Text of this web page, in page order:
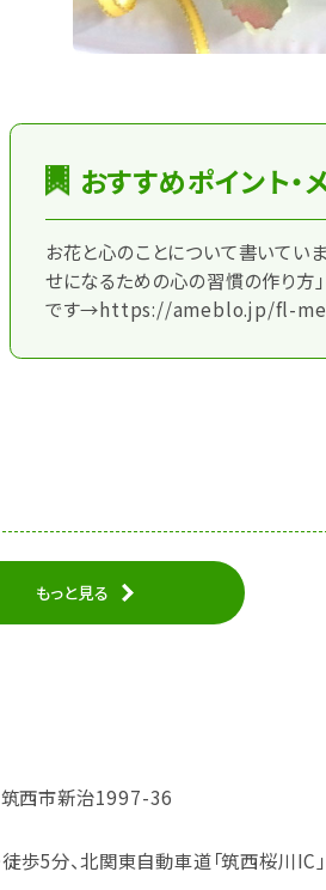
おすすめポイント・
お花と心のことについて書いてい
せになるための心の習慣の作り方
です→https://ameblo.jp/fl-
もっと見る
西市新治1997-36
徒歩5分、北関東自動車道「筑西桜川IC